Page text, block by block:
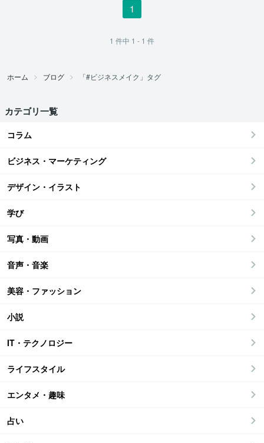
1
1 件中 1 - 1 件
ホーム ブログ 「#ビジネスメイク」タグ
カテゴリ一覧
コラム
ビジネス・マーケティング
デザイン・イラスト
学び
写真・動画
音声・音楽
美容・ファッション
小説
IT・テクノロジー
ライフスタイル
エンタメ・趣味
占い